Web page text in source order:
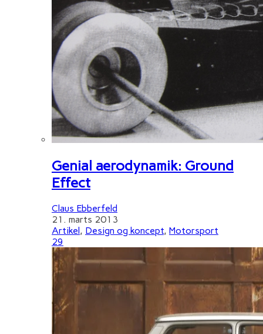
Genial aerodynamik: Ground
Effect
Claus Ebberfeld
21. marts 2013
Artikel, Design og koncept, Motorsport
29